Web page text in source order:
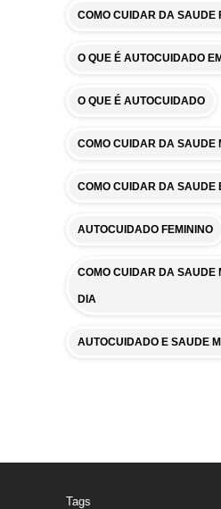
COMO CUIDAR DA SAUDE
O QUE É AUTOCUIDADO
O QUE É AUTOCUIDADO
COMO CUIDAR DA SAUDE
COMO CUIDAR DA SAUDE
AUTOCUIDADO FEMININO
COMO CUIDAR DA SAUDE
DIA
AUTOCUIDADO E SAUDE
Tags